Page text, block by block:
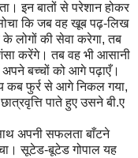
इन बातों से परेशान होकर
कि जब वह खूब पढ़-लिख
लोगों की सेवा करेगा,तब
करेंगे। तब वह भी आसानी
अपने बच्चों को आगे पढ़ाएँ।
कब फुर्र से आगे निकल गया,
पाते हुए उसने बी.ए
अपनी सफलता बाँटने
सूटेड-बूटेड गोपाल यह